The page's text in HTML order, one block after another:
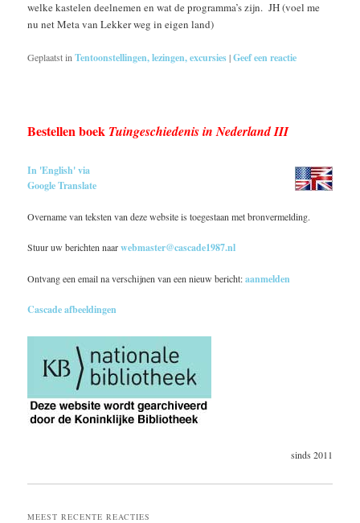
welke kastelen deelnemen en wat de programma’s zijn. JH (voel me
nu net Meta van Lekker weg in eigen land)
Geplaatst in Tentoonstellingen, lezingen, excursies|Geef een reactie
Bestellen boek Tuingeschiedenis in Nederland III
In 'English' via
Google Translate
Overname van teksten van deze website is toegestaan met bronvermelding.
Stuur uw berichten naarwebmaster@cascade1987.nl
Ontvang een email na verschijnen van een nieuw bericht:aanmelden
Cascade afbeeldingen
sinds 2011
MEEST RECENTE REACTIES